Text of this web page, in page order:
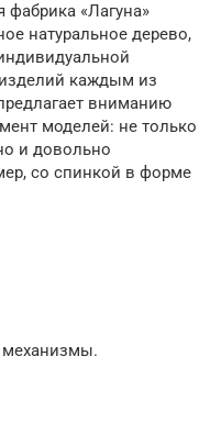
фабрика «Лагуна»
натуральное дерево,
каждым из
вниманию
моделей: не только
и довольно
со спинкой в форме